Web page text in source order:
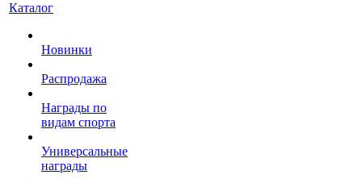
Каталог
Новинки
Распродажа
Награды по
видам спорта
Универсальные
награды